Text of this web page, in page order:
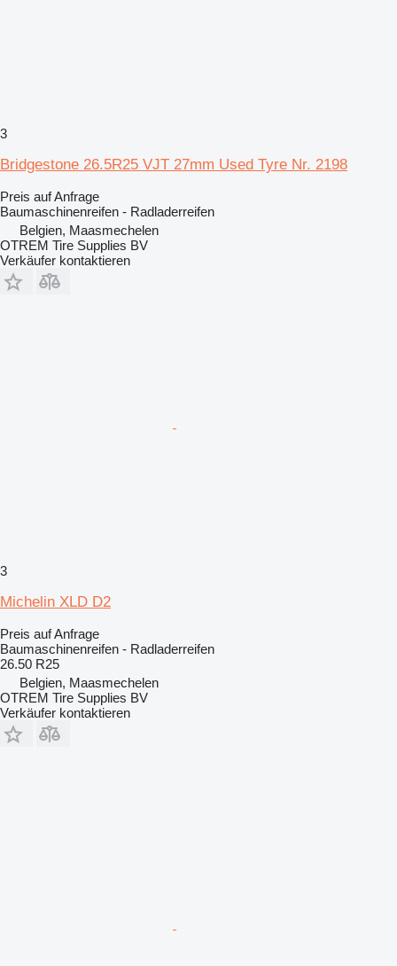
3
Bridgestone 26.5R25 VJT 27mm Used Tyre Nr. 2198
Preis auf Anfrage
Baumaschinenreifen - Radladerreifen
Belgien, Maasmechelen
OTREM Tire Supplies BV
Verkäufer kontaktieren
3
Michelin XLD D2
Preis auf Anfrage
Baumaschinenreifen - Radladerreifen
26.50 R25
Belgien, Maasmechelen
OTREM Tire Supplies BV
Verkäufer kontaktieren